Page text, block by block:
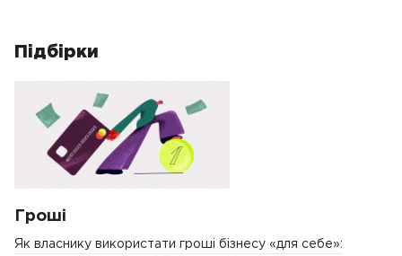
Підбірки
Гроші
Як власнику використати гроші бізнесу «для себе»: